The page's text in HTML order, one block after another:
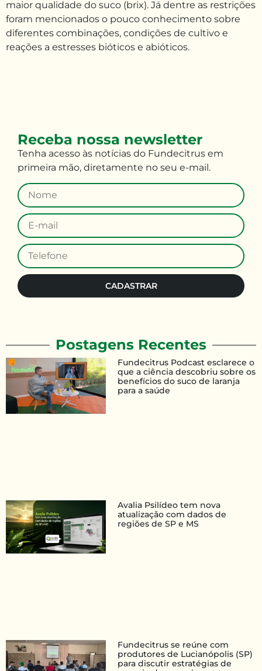
maior qualidade do suco (brix). Já dentre as restrições
foram mencionados o pouco conhecimento sobre
diferentes combinações, condições de cultivo e
reações a estresses bióticos e abióticos.
Fundecitrus Podcast esclarece o
que a ciência descobriu sobre os
benefícios do suco de laranja
para a saúde
Avalia Psilídeo tem nova
atualização com dados de
regiões de SP e MS
Fundecitrus se reúne com
produtores de Lucianópolis (SP)
para discutir estratégias de
Postagens Recentes
Receba nossa newsletter
Tenha acesso às notícias do Fundecitrus em
primeira mão, diretamente no seu e-mail.
CADASTRAR